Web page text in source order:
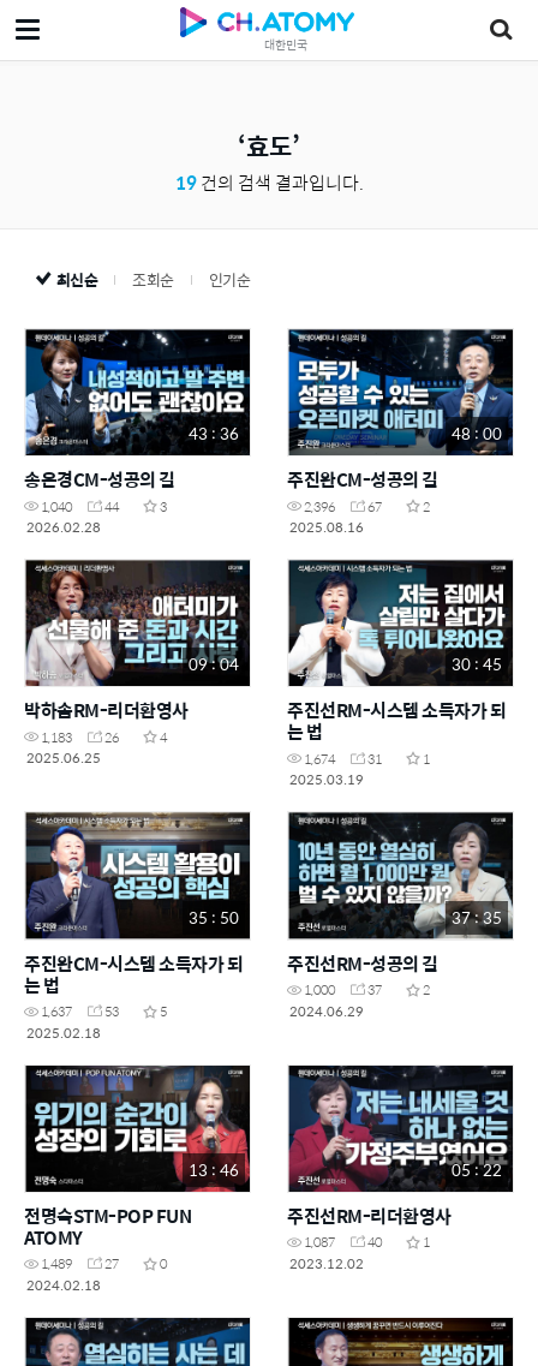
대한민국
효도
19건의 검색 결과입니다.
최신순 조회순 인기순
43 : 36
송은경CM-성공의 길
1,040 44
3
2026.02.28
48 : 00
주진완CM-성공의 길
2,396 67
2
2025.08.16
09 : 04
박하솜RM-리더환영사
1,183 26
4
2025.06.25
30 : 45
주진선RM-시스템 소득자가 되
는 법
1,674 31
1
2025.03.19
35 : 50
주진완CM-시스템 소득자가 되
는 법
1,637 53
5
2025.02.18
37 : 35
주진선RM-성공의 길
1,000 37
2
2024.06.29
13 : 46
전명숙STM-POP FUN
ATOMY
1,489 27
0
2024.02.18
05 : 22
주진선RM-리더환영사
1,087 40
1
2023.12.02